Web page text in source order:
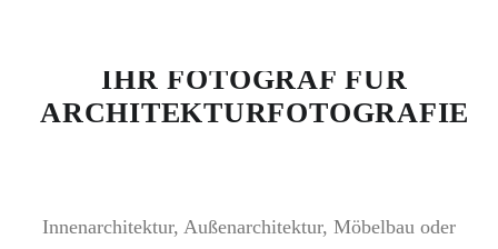
IHR FOTOGRAF FÜR
ARCHITEKTURFOTOGRAFIE
Innenarchitektur, Außenarchitektur, Möbelbau oder